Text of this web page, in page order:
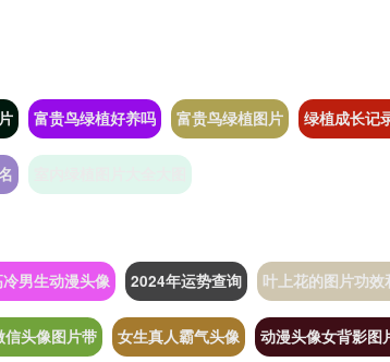
富贵鸟绿植好养吗 富贵鸟绿植图片 绿植成长记
男生动漫头像 2024年运势查询 叶上花的图片功效
信头像图片带 女生真人霸气头像 动漫头像女背影图